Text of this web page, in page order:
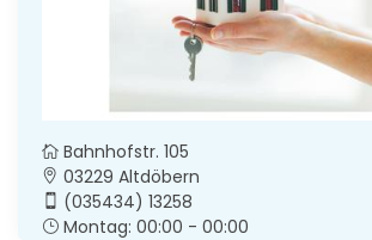
Bahnhofstr. 105
03229 Altdöbern
(035434) 13258
Montag: 00:00 - 00:00